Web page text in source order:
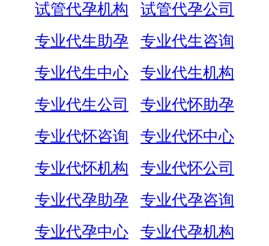
试管代孕机构
试管代孕公司
专业代生助孕
专业代生咨询
专业代生中心
专业代生机构
专业代生公司
专业代怀助孕
专业代怀咨询
专业代怀中心
专业代怀机构
专业代怀公司
专业代孕助孕
专业代孕咨询
专业代孕中心
专业代孕机构